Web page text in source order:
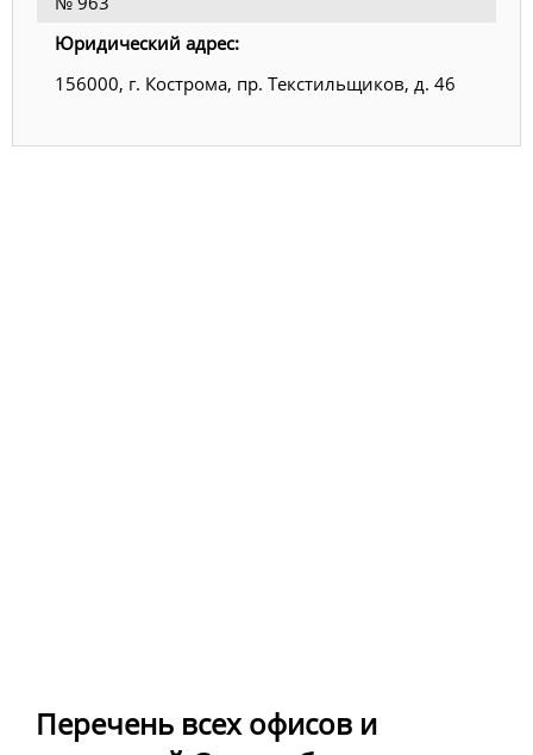
Юридический адрес:
156000, г. Кострома, пр. Текстильщиков, д. 46
Перечень всех офисов и